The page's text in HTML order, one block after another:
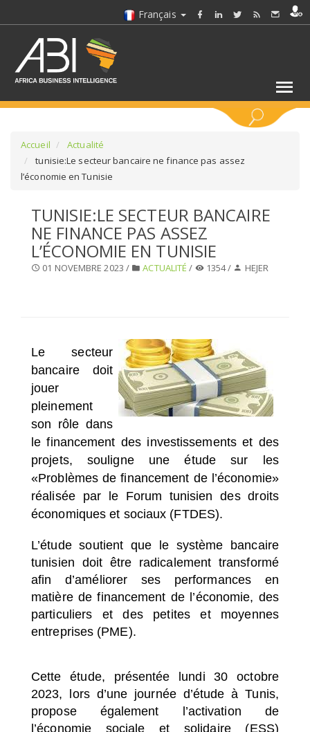
Français
SÉLECTIONNEZ UN DOSSIER
SELECTIONNEZ UNE SECTION
Accueil
Actualité
tunisie:Le secteur bancaire ne finance pas assez
l’économie en Tunisie
TUNISIE:LE SECTEUR BANCAIRE
NE FINANCE PAS ASSEZ
L’ÉCONOMIE EN TUNISIE
01 NOVEMBRE 2023 / ACTUALITÉ / 1354 / HEJER
Le secteur
bancaire doit
jouer
pleinement
son rôle dans
le financement des investissements et des
projets, souligne une étude sur les
«Problèmes de financement de l’économie»
réalisée par le Forum tunisien des droits
économiques et sociaux (FTDES).
L’étude soutient que le système bancaire
tunisien doit être radicalement transformé
afin d’améliorer ses performances en
matière de financement de l’économie, des
particuliers et des petites et moyennes
entreprises (PME).
Cette étude, présentée lundi 30 octobre
2023, lors d’une journée d’étude à Tunis,
propose également l’activation de
l’économie sociale et solidaire (ESS)